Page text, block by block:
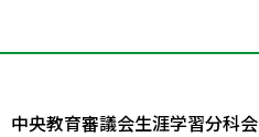
中央教育審議会生涯学習分科会